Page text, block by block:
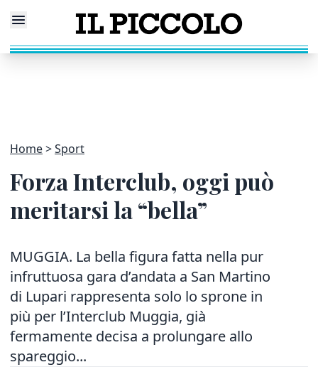
Home Sport
Forza Interclub, oggi può
meritarsi la “bella”
MUGGIA. La bella figura fatta nella pur
infruttuosa gara d’andata a San Martino
di Lupari rappresenta solo lo sprone in
più per l’Interclub Muggia, già
fermamente decisa a prolungare allo
spareggio...